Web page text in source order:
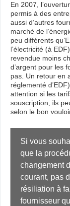
En 2007,
permis à des
aussi d’autres
marché de
peu différents
l’électricité (à
revendue moins
d’argent pour les
pas. Un retour en
réglementé
attention si les
souscription, ils
selon le bon
Si vous
que la
changement
courant, pas
résiliation à
fournisseur